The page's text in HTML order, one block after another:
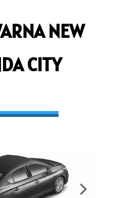
NEW
CITY